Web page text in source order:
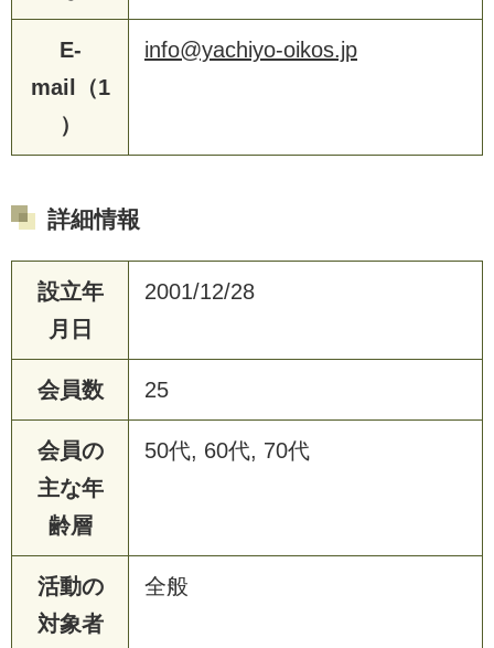
E-
mail（1
）
info@yachiyo-oikos.jp
詳細情報
設立年
月日
2001/12/28
会員数 25
会員の
主な年
齢層
50代, 60代, 70代
活動の
対象者
全般